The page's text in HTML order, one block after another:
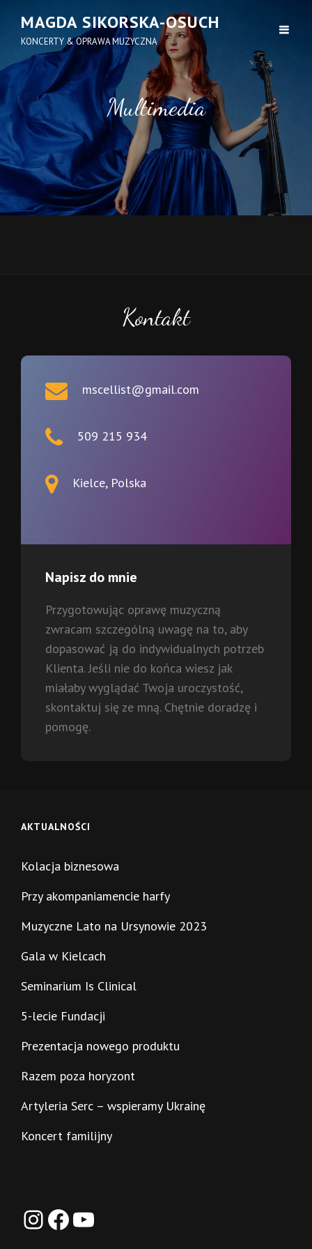
MAGDA SIKORSKA-OSUCH
KONCERTY & OPRAWA MUZYCZNA
Multimedia
Kontakt
mscellist@gmail.com
509 215 934
Kielce, Polska
Napisz do mnie
Przygotowując oprawę muzyczną
zwracam szczególną uwagę na to, aby
dopasować ją do indywidualnych potrzeb
Klienta. Jeśli nie do końca wiesz jak
miałaby wyglądać Twoja uroczystość,
skontaktuj się ze mną. Chętnie doradzę i
pomogę.
AKTUALNOŚCI
Kolacja biznesowa
Przy akompaniamencie harfy
Muzyczne Lato na Ursynowie 2023
Gala w Kielcach
Seminarium Is Clinical
5-lecie Fundacji
Prezentacja nowego produktu
Razem poza horyzont
Artyleria Serc – wspieramy Ukrainę
Koncert familijny
Instagram
Facebook
YouTube